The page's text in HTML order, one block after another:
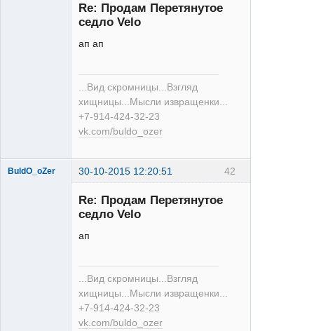
Re: Продам Перетянутое
седло Velo
ап ап
...Вид скромницы...Взгляд
хищницы...Мысли извращенки...
+7-914-424-32-23
vk.com/buldo_ozer
42
BuldO_oZer 30-10-2015 12:20:51
Re: Продам Перетянутое
седло Velo
ап
...Вид скромницы...Взгляд
хищницы...Мысли извращенки...
+7-914-424-32-23
vk.com/buldo_ozer